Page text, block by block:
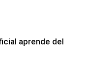
aprende del